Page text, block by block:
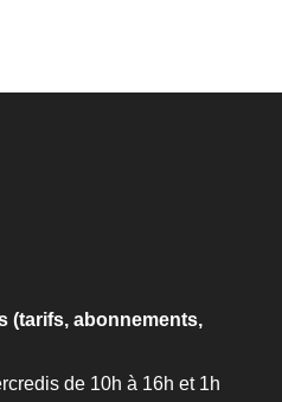
(tarifs, abonnements,
de 10h à 16h et 1h